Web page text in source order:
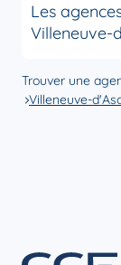
Les
Villeneuve-
Trouver une
Villeneuve-